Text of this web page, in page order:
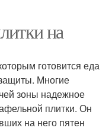
на
готовится еда
Многие
зоны надежное
плитки. Он
на него пятен